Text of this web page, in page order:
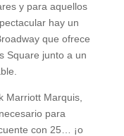
y para aquellos
hay un
que ofrece
Square junto a un
Marriott Marquis,
para
con 25… ¡o